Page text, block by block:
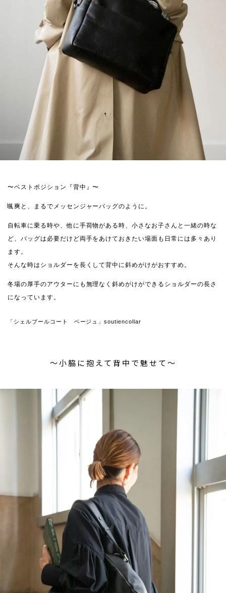
〜ベストポジション『背中』〜
颯爽と、まるでメッセンジャーバッグのように。
自転車に乗る時や、他に手荷物がある時、小さなお子さんと一緒の時な
ど、バッグは必要だけど両手をあけておきたい場面も日常には多々あり
ます。
そんな時はショルダーを長くして背中に斜めがけがおすすめ。
冬場の厚手のアウターにも無理なく斜めがけができるショルダーの長さ
になっています。
「シェルブールコート ベージュ」soutiencollar
〜小脇に抱えて背中で魅せて〜